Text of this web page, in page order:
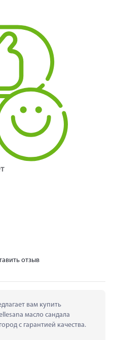
отзыв
вам купить
масло сандала
с гарантией качества.